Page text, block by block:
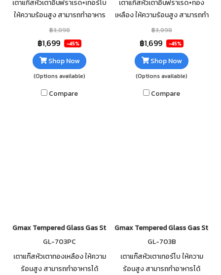
เตาแก๊สหัวเตาอินฟราเรด+เทอร์โบ
ให้ความร้อนสูง สามารถทำอาหาร
ได้รวดเร็ว กระจกนิรภัยหนา 7mm
เสริมฟอยกันความร้อนใต้กระจก
ทำความสะอาดง่าย
฿3,098
฿1,699 -45%
Shop Now
(Options available)
Compare
เตาแก๊สหัวเตาอินฟราเรด+ทอง
เหลือง ให้ความร้อนสูง สามารถทำ
อาหารได้รวดเร็ว กระจกนิรภัยหนา
7mm เสริมฟอยกันความร้อนใต้
กระจก ทำความสะอาดง่าย
฿3,098
฿1,699 -45%
Shop Now
(Options available)
Compare
Gmax Tempered Glass Gas Stove 3 Brass Burner GL-703PC
GL-703PC
เตาแก๊สหัวเตาทองเหลือง ให้ความ
ร้อนสูง สามารถทำอาหารได้
Gmax Tempered Glass Gas
GL-703B
เตาแก๊สหัวเตาเทอร์โบ ให้ความ
ร้อนสูง สามารถทำอาหารได้